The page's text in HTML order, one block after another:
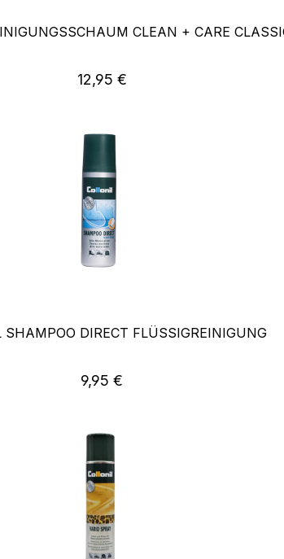
CLEAN + CARE
Regulärer Preis:
12,95 €
SHAMPOO DIRECT FLÜSSIGREINIGUNG
Regulärer Preis:
9,95 €